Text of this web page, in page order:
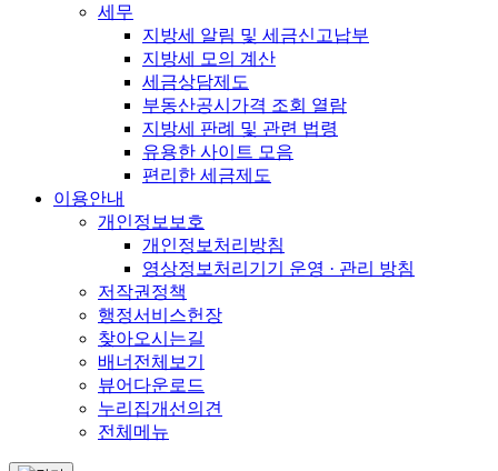
세무
지방세 알림 및 세금신고납부
지방세 모의 계산
세금상담제도
부동산공시가격 조회 열람
지방세 판례 및 관련 법령
유용한 사이트 모음
편리한 세금제도
이용안내
개인정보보호
개인정보처리방침
영상정보처리기기 운영 · 관리 방침
저작권정책
행정서비스헌장
찾아오시는길
배너전체보기
뷰어다운로드
누리집개선의견
전체메뉴